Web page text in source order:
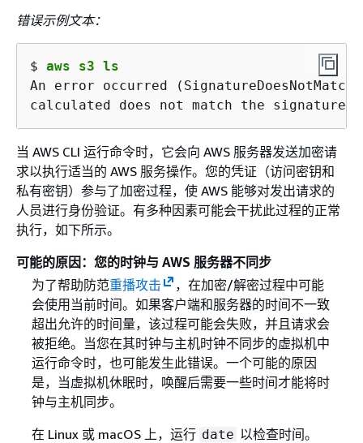
错误示例文本：
$ aws s3 ls
An error occurred
calculated does not match the signature
当 AWS CLI 运行命令时，它会向 AWS 服务器发送加密请
求以执行适当的 AWS 服务操作。您的凭证（访问密钥和
私有密钥）参与了加密过程，使 AWS 能够对发出请求的
人员进行身份验证。有多种因素可能会干扰此过程的正常
执行，如下所示。
可能的原因：您的时钟与 AWS 服务器不同步
为了帮助防范重播攻击
，在加密/解密过程中可能
会使用当前时间。如果客户端和服务器的时间不一致
超出允许的时间量，该过程可能会失败，并且请求会
被拒绝。当您在其时钟与主机时钟不同步的虚拟机中
运行命令时，也可能发生此错误。一个可能的原因
是，当虚拟机休眠时，唤醒后需要一些时间才能将时
钟与主机同步。
在 Linux 或 macOS 上，运行 date 以检查时间。